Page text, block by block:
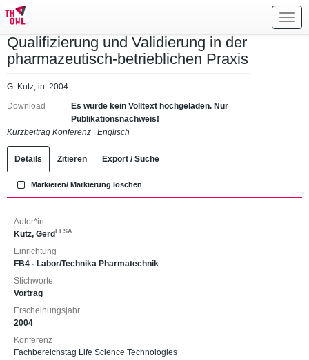
Qualifizierung und Validierung in der
pharmazeutisch-betrieblichen Praxis
G. Kutz, in: 2004.
Download
Es wurde kein Volltext hochgeladen. Nur
Publikationsnachweis!
Kurzbeitrag Konferenz
Englisch
Details Zitieren Export / Suche
Markieren/ Markierung löschen
Autor*in
Kutz, Gerd ELSA
Einrichtung
FB4 - Labor/Technika Pharmatechnik
Stichworte
Vortrag
Erscheinungsjahr
2004
Konferenz
Fachbereichstag Life Science Technologies